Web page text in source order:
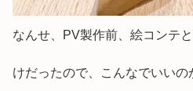
なんせ、PV製作前、絵コンテ
けだったので、こんなでいい